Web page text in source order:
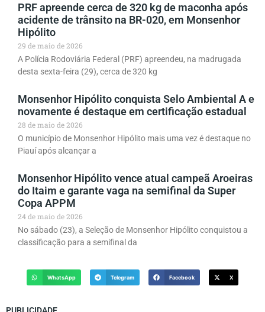
PRF apreende cerca de 320 kg de maconha após
acidente de trânsito na BR-020, em Monsenhor
Hipólito
29 de maio de 2026
A Polícia Rodoviária Federal (PRF) apreendeu, na madrugada
desta sexta-feira (29), cerca de 320 kg
Monsenhor Hipólito conquista Selo Ambiental A e
novamente é destaque em certificação estadual
28 de maio de 2026
O município de Monsenhor Hipólito mais uma vez é destaque no
Piauí após alcançar a
Monsenhor Hipólito vence atual campeã Aroeiras
do Itaim e garante vaga na semifinal da Super
Copa APPM
24 de maio de 2026
No sábado (23), a Seleção de Monsenhor Hipólito conquistou a
classificação para a semifinal da
WhatsApp Telegram Facebook X